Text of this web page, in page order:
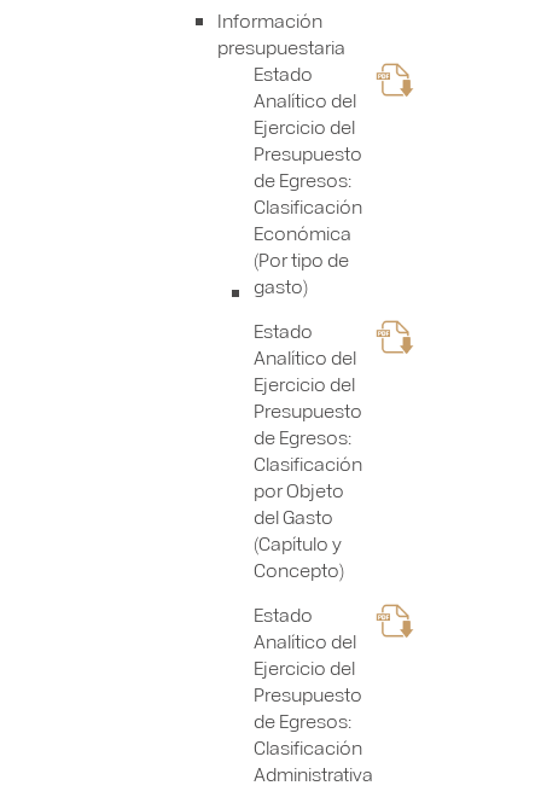
Información
presupuestaria
Estado
Analítico del
Ejercicio del
Presupuesto
de Egresos:
Clasificación
Económica
(Por tipo de
gasto)
Estado
Analítico del
Ejercicio del
Presupuesto
de Egresos:
Clasificación
por Objeto
del Gasto
(Capítulo y
Concepto)
Estado
Analítico del
Ejercicio del
Presupuesto
de Egresos:
Clasificación
Administrativa